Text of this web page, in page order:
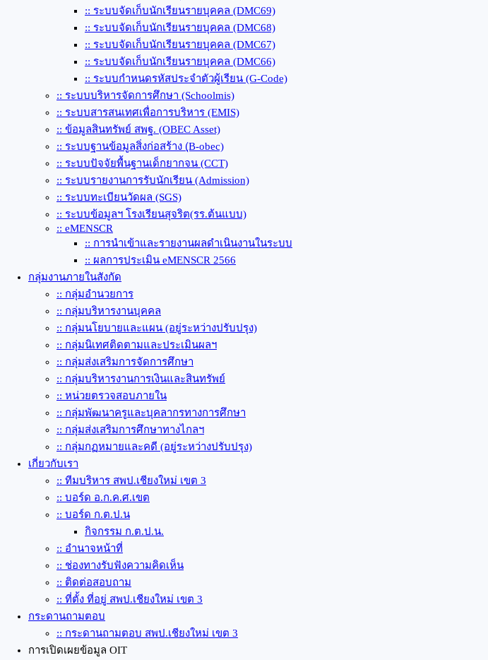
:: ระบบจัดเก็บนักเรียนรายบุคคล (DMC69)
:: ระบบจัดเก็บนักเรียนรายบุคคล (DMC68)
:: ระบบจัดเก็บนักเรียนรายบุคคล (DMC67)
:: ระบบจัดเก็บนักเรียนรายบุคคล (DMC66)
:: ระบบกำหนดรหัสประจำตัวผู้เรียน (G-Code)
:: ระบบบริหารจัดการศึกษา (Schoolmis)
:: ระบบสารสนเทศเพื่อการบริหาร (EMIS)
:: ข้อมูลสินทรัพย์ สพฐ. (OBEC Asset)
:: ระบบฐานข้อมูลสิ่งก่อสร้าง (ฺB-obec)
:: ระบบปัจจัยพื้นฐานเด็กยากจน (CCT)
:: ระบบรายงานการรับนักเรียน (Admission)
:: ระบบทะเบียนวัดผล (SGS)
:: ระบบข้อมูลฯ โรงเรียนสุจริต(รร.ต้นแบบ)
:: eMENSCR
:: การนำเข้าและรายงานผลดำเนินงานในระบบ
:: ผลการประเมิน eMENSCR 2566
กลุ่มงานภายในสังกัด
:: กลุ่มอำนวยการ
:: กลุ่มบริหารงานบุคคล
:: กลุ่มนโยบายและแผน (อยู่ระหว่างปรับปรุง)
:: กลุ่มนิเทศติดตามและประเมินผลฯ
:: กลุ่มส่งเสริมการจัดการศึกษา
:: กลุ่มบริหารงานการเงินและสินทรัพย์
:: หน่วยตรวจสอบภายใน
:: กลุ่มพัฒนาครูและบุคลากรทางการศึกษา
:: กลุ่มส่งเสริมการศึกษาทางไกลฯ
:: กลุ่มกฏหมายและคดี (อยู่ระหว่างปรับปรุง)
เกี่ยวกับเรา
:: ทีมบริหาร สพป.เชียงใหม่ เขต 3
:: บอร์ด อ.ก.ค.ศ.เขต
:: บอร์ด ก.ต.ป.น
กิจกรรม ก.ต.ป.น.
:: อำนาจหน้าที่
:: ช่องทางรับฟังความคิดเห็น
:: ติดต่อสอบถาม
:: ที่ตั้ง ที่อยู่ สพป.เชียงใหม่ เขต 3
กระดานถามตอบ
:: กระดานถามตอบ สพป.เชียงใหม่ เขต 3
การเปิดเผยข้อมูล OIT